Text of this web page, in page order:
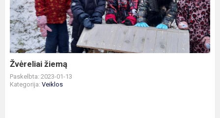
Žvėreliai žiemą
Paskelbta: 2023-01-13
Kategorija: Veiklos